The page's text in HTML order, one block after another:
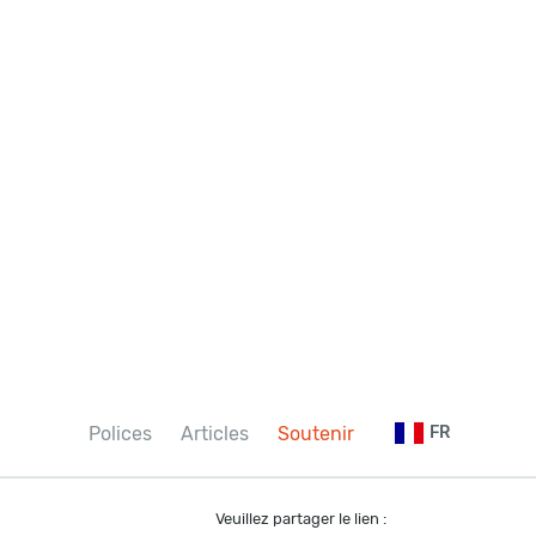
Polices Articles Soutenir FR
Veuillez partager le lien :